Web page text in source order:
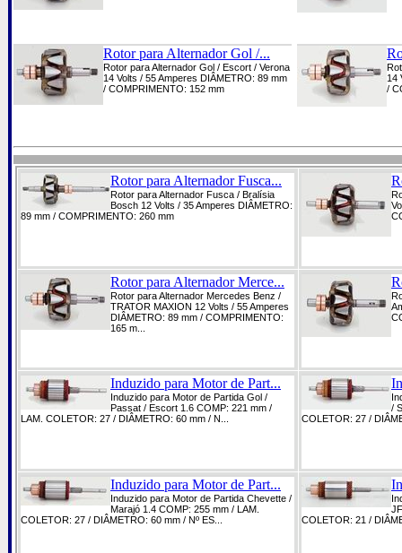
Rotor para Alternador Gol /...
Rotor para Alternador Gol / Escort / Verona
14 Volts / 55 Amperes DIÂMETRO: 89 mm
/ COMPRIMENTO: 152 mm
14
/
Rotor para Alternador Fusca...
Rotor para Alternador Fusca / Bralísia
Bosch 12 Volts / 35 Amperes DIÂMETRO:
89 mm / COMPRIMENTO: 260 mm
Rotor para Alternador Merce...
Rotor para Alternador Mercedes Benz /
TRATOR MAXION 12 Volts / 55 Amperes
DIÂMETRO: 89 mm / COMPRIMENTO:
165 m...
Induzido para Motor de Part...
Induzido para Motor de Partida Gol /
Passat / Escort 1.6 COMP: 221 mm /
LAM. COLETOR: 27 / DIÂMETRO: 60 mm / N...
/
COLETOR: 27 /
Induzido para Motor de Part...
Induzido para Motor de Partida Chevette /
Marajó 1.4 COMP: 255 mm / LAM.
COLETOR: 27 / DIÂMETRO: 60 mm / Nº ES...
COLETOR: 21 /